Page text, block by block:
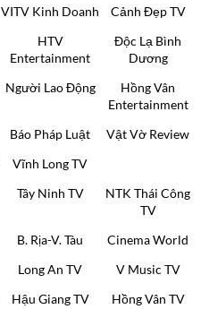
VITV Kinh Doanh
Cảnh Đẹp TV
HTV
Entertainment
Độc Lạ Bình
Dương
Người Lao Động
Hồng Vân
Entertainment
Báo Pháp Luật
Vật Vờ Review
Vĩnh Long TV
Tây Ninh TV
NTK Thái Công
TV
B. Rịa-V. Tàu
Cinema World
Long An TV
V Music TV
Hậu Giang TV
Hồng Vân TV